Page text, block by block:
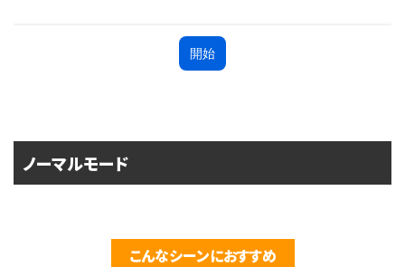
ノーマルモード
こんなシーンにおすすめ